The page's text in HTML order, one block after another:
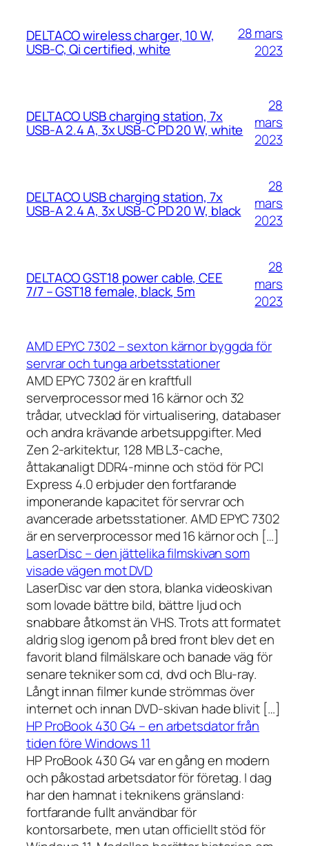
DELTACO wireless charger, 10 W,
USB-C, Qi certified, white
28 mars
2023
DELTACO USB charging station, 7x
USB-A 2.4 A, 3x USB-C PD 20 W, white
28
mars
2023
DELTACO USB charging station, 7x
USB-A 2.4 A, 3x USB-C PD 20 W, black
28
mars
2023
DELTACO GST18 power cable, CEE
7/7 – GST18 female, black, 5m
28
mars
2023
AMD EPYC 7302 – sexton kärnor byggda för
servrar och tunga arbetsstationer
AMD EPYC 7302 är en kraftfull
serverprocessor med 16 kärnor och 32
trådar, utvecklad för virtualisering, databaser
och andra krävande arbetsuppgifter. Med
Zen 2-arkitektur, 128 MB L3-cache,
åttakanaligt DDR4-minne och stöd för PCI
Express 4.0 erbjuder den fortfarande
imponerande kapacitet för servrar och
avancerade arbetsstationer. AMD EPYC 7302
är en serverprocessor med 16 kärnor och […]
LaserDisc – den jättelika filmskivan som
visade vägen mot DVD
LaserDisc var den stora, blanka videoskivan
som lovade bättre bild, bättre ljud och
snabbare åtkomst än VHS. Trots att formatet
aldrig slog igenom på bred front blev det en
favorit bland filmälskare och banade väg för
senare tekniker som cd, dvd och Blu-ray.
Långt innan filmer kunde strömmas över
internet och innan DVD-skivan hade blivit […]
HP ProBook 430 G4 – en arbetsdator från
tiden före Windows 11
HP ProBook 430 G4 var en gång en modern
och påkostad arbetsdator för företag. I dag
har den hamnat i teknikens gränsland:
fortfarande fullt användbar för
kontorsarbete, men utan officiellt stöd för